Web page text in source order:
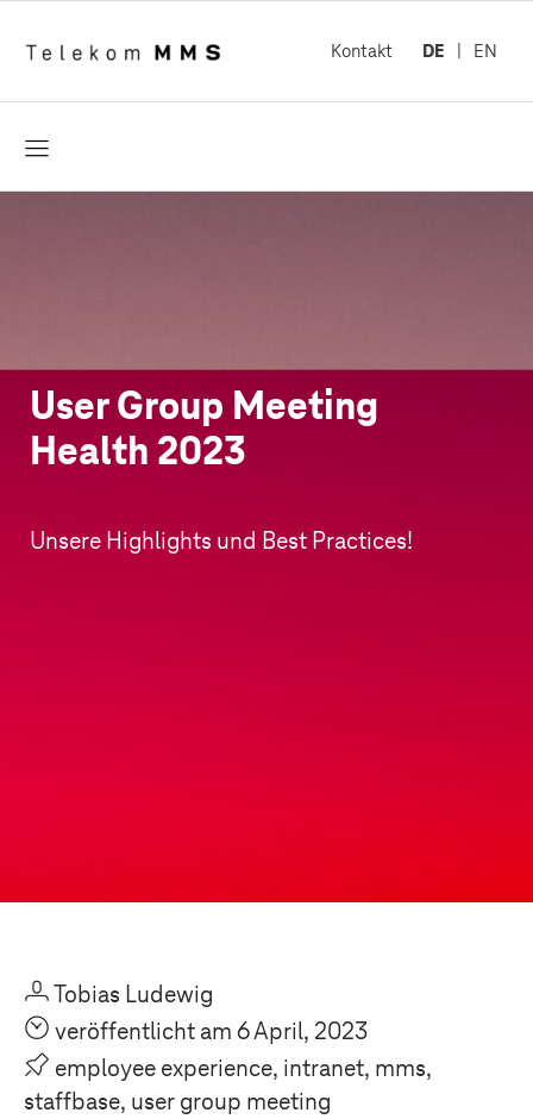
Kontakt DE EN
User Group Meeting
Health 2023
Unsere Highlights und Best Practices!
UTobias Ludewig
O veröffentlicht am 6 April, 2023
P employee experience, intranet, mms,
staffbase, user group meeting